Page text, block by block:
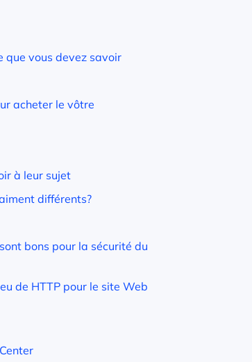
que vous devez savoir
acheter le vôtre
à leur sujet
différents?
bons pour la sécurité du
de HTTP pour le site Web